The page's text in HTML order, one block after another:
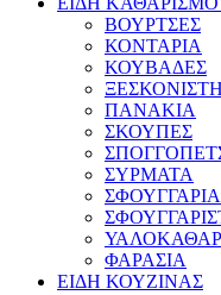
ΒΟΥΡΤΣΕΣ
ΚΟΝΤΑΡΙΑ
ΚΟΥΒΑΔΕΣ
ΠΑΝΑΚΙΑ
ΣΚΟΥΠΕΣ
ΣΥΡΜΑΤΑ
ΣΦΟΥΓΓΑΡΙΑ
ΦΑΡΑΣΙΑ
ΕΙΔΗ ΚΟΥΖΙΝΑΣ